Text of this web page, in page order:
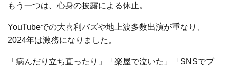
もう一つは、心身の披露による休止。
YouTubeでの大喜利バズや地上波多数出演が重なり、
2024年は激務になりました。
「病んだり立ち直ったり」「楽屋で泣いた」「SNSでブ